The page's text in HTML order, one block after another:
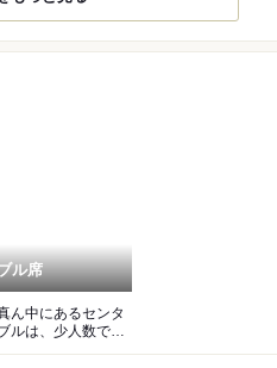
ル席
ん中にあるセンタ
ルは、少人数でも